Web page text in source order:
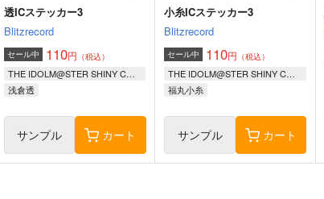
透ICステッカー3
Blitzrecord
セール中 110円 （税込）
THE IDOLM@STER SHINY COLORS
浅倉透
サンプル カート
小糸ICステッカー3
Blitzrecord
セール中 110円 （税込）
THE IDOLM@STER SHINY COLORS
福丸小糸
サンプル カート